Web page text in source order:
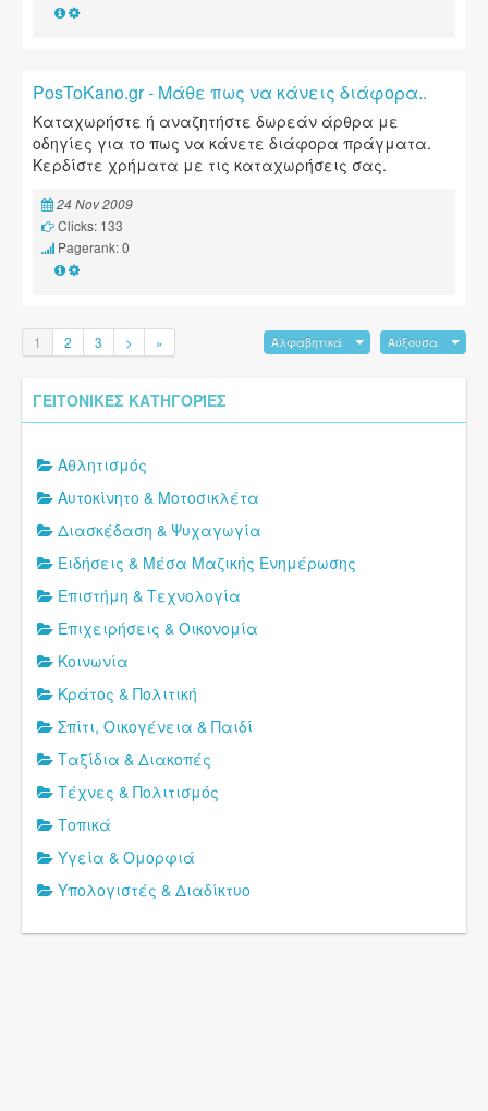
PosToKano.gr - Μάθε πως να κάνεις διάφορα..
Καταχωρήστε ή αναζητήστε δωρεάν άρθρα με
οδηγίες για το πως να κάνετε διάφορα πράγματα.
Κερδίστε χρήματα με τις καταχωρήσεις σας.
24 Nov 2009
Clicks: 133
Pagerank: 0
Αλφαβητικά Αύξουσα
1 2 3 > »
ΓΕΙΤΟΝΙΚΈΣ ΚΑΤΗΓΟΡΊΕΣ
Αθλητισμός
Αυτοκίνητο & Μοτοσικλέτα
Διασκέδαση & Ψυχαγωγία
Ειδήσεις & Μέσα Μαζικής Ενημέρωσης
Επιστήμη & Τεχνολογία
Επιχειρήσεις & Οικονομία
Κοινωνία
Κράτος & Πολιτική
Σπίτι, Οικογένεια & Παιδί
Ταξίδια & Διακοπές
Τέχνες & Πολιτισμός
Τοπικά
Υγεία & Ομορφιά
Υπολογιστές & Διαδίκτυο